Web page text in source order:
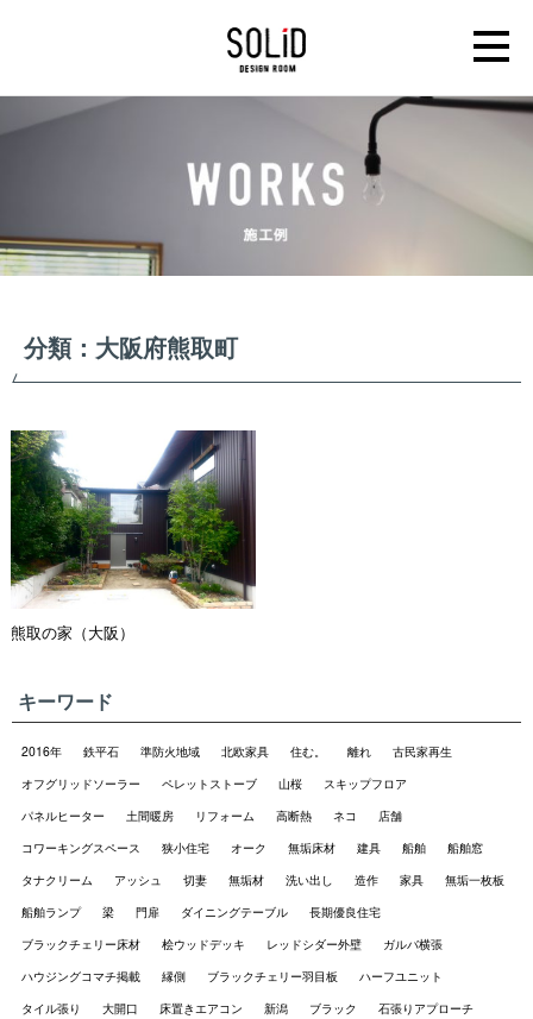
分類：大阪府熊取町
熊取の家（大阪）
キーワード
2016年 鉄平石 準防火地域 北欧家具 住む。 離れ
古民家再生
オフグリッドソーラー
ペレットストーブ 山桜
スキップフロア
パネルヒーター
土間暖房 リフォーム 高断熱 ネコ
店舗
コワーキングスペース
狭小住宅 オーク 無垢床材 建具 船舶
船舶窓
タナクリーム
アッシュ 切妻 無垢材 洗い出し 造作 家具
無垢一枚板
船舶ランプ
梁 門扉 ダイニングテーブル
長期優良住宅
ブラックチェリー床材
桧ウッドデッキ レッドシダー外壁
ガルバ横張
ハウジングコマチ掲載
縁側 ブラックチェリー羽目板
ハーフユニット
タイル張り
大開口 床置きエアコン 新潟 ブラック
石張りアプローチ